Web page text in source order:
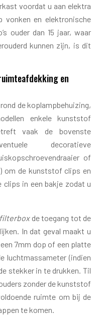
voordat u aan elektra
en elektronische
ouder dan 15 jaar, waar
kunnen zijn, is dit
en
de koplampbehuizing,
enkele kunststof
vaak de bovenste
decoratieve
of
om de kunststof clips en
clips in een bakje zodat u
de toegang tot de
In dat geval maakt u
7mm dop of een platte
luchtmassameter (indien
stekker in te drukken. Til
zonder de kunststof
ruimte om bij de
te komen.